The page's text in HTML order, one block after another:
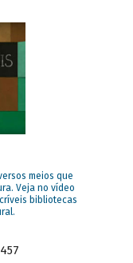
meios que
Veja no vídeo
bibliotecas